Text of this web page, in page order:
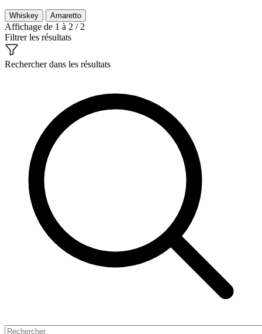
Whiskey Amaretto
Affichage de 1 à 2 / 2
Filtrer les résultats
Rechercher dans les résultats